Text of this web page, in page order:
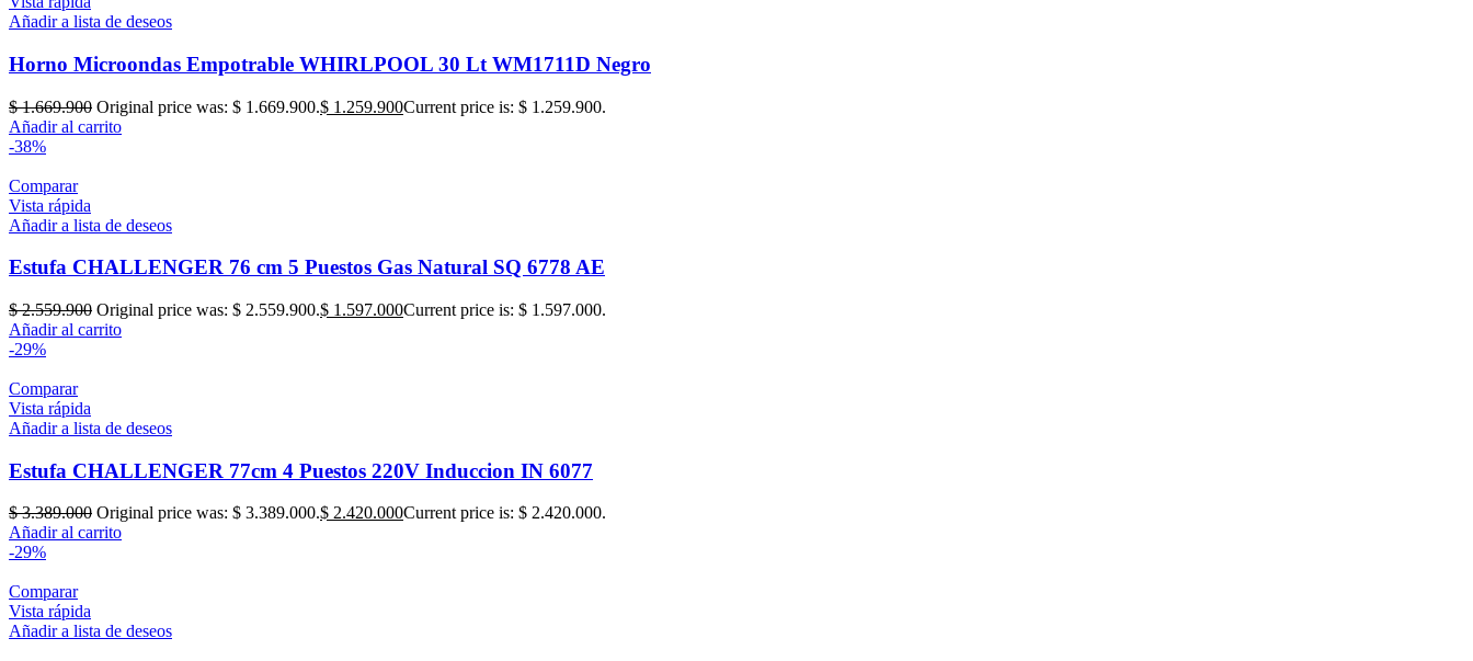
Añadir a lista de deseos
Horno Microondas Empotrable WHIRLPOOL 30 Lt WM1711D Negro
$1.669.900 Original price was: $ 1.669.900.$ 1.259.900Current price is: $ 1.259.900.
Añadir al carrito
-38%
Comparar
Vista rápida
Añadir a lista de deseos
Estufa CHALLENGER 76 cm 5 Puestos Gas Natural SQ 6778 AE
$2.559.900 Original price was: $ 2.559.900.$ 1.597.000Current price is: $ 1.597.000.
Añadir al carrito
-29%
Comparar
Vista rápida
Añadir a lista de deseos
Estufa CHALLENGER 77cm 4 Puestos 220V Induccion IN 6077
$3.389.000 Original price was: $ 3.389.000.$ 2.420.000Current price is: $ 2.420.000.
Añadir al carrito
-29%
Comparar
Vista rápida
Añadir a lista de deseos